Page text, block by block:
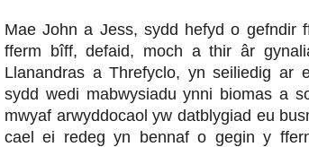
Mae John a Jess, sydd hefyd o gefndir
fferm bîff, defaid, moch a thir âr
Llanandras a Threfyclo, yn seiliedig ar
sydd wedi mabwysiadu ynni biomas a
mwyaf arwyddocaol yw datblygiad eu
cael ei redeg yn bennaf o gegin y